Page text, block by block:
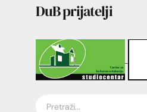
DuB prijatelji